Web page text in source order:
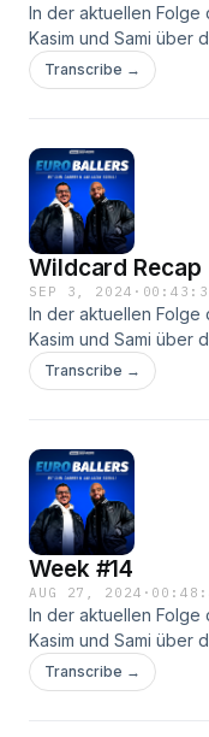
In der aktuellen Folge
Kasim und Sami über
European League of
Blick auf das
Transcribe →
Wildcard Recap
SEP 3, 2024 ·
In der aktuellen Folge
Kasim und Sami über
der European League
einen Blick auf die
Transcribe →
Week #14
AUG 27, 2024 ·
In der aktuellen Folge
Kasim und Sami über
European League of
Blick auf die
Transcribe →